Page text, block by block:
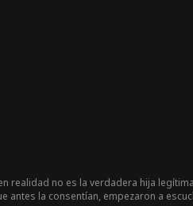
realidad no es la verdadera hija
antes la consentían, empezaron a